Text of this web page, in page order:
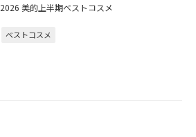
2026 美的上半期ベストコスメ
ベストコスメ